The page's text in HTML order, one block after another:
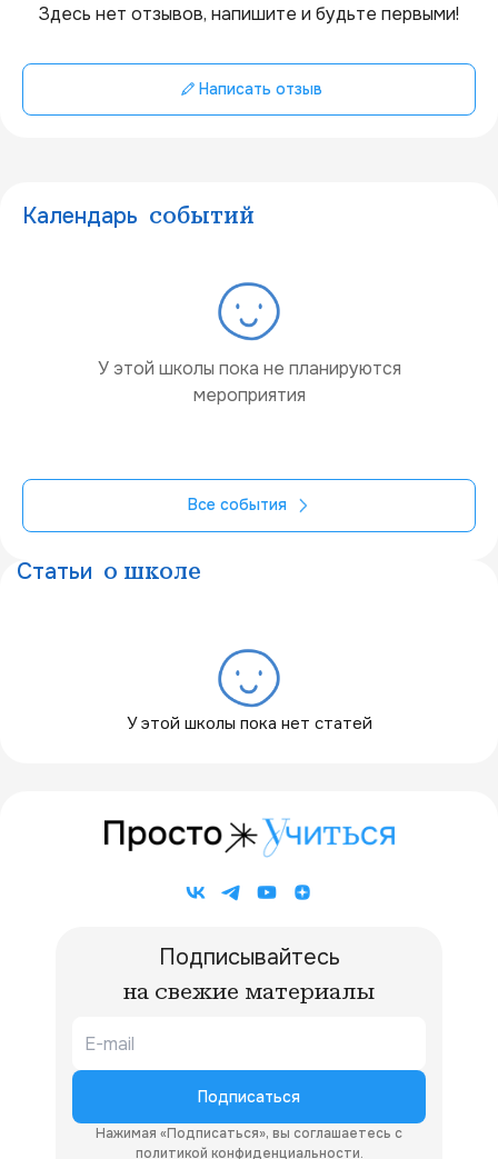
Здесь нет отзывов, напишите и будьте первыми!
Написать отзыв
Календарь событий
У этой школы пока не планируются
мероприятия
Все события
Статьи о школе
У этой школы пока нет статей
Подписывайтесь
на свежие материалы
Подписаться
Нажимая «Подписаться», вы соглашаетесь с
политикой конфиденциальности.